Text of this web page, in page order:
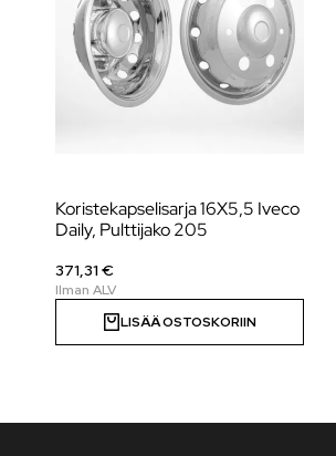
Koristekapselisarja 16X5,5 Iveco
Daily, Pulttijako 205
371,31 €
LISÄÄ OSTOSKORIIN